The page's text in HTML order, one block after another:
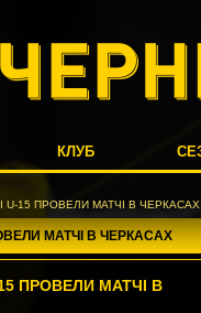
КЛУБ
U-15 ПРОВЕЛИ МАТЧІ В ЧЕРКАСАХ
МАТЧІ В ЧЕРКАСАХ
ПРОВЕЛИ МАТЧІ В